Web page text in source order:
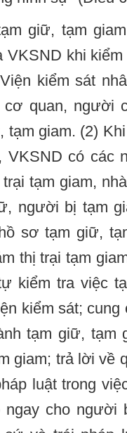
giữ, tạm
VKSND khi
kiểm sát
quan, người
tạm giam. (2)
VKSND có các
tạm giam,
người bị tạm
sơ tạm giữ,
thị trại tạm
kiểm tra việc
kiểm sát;
tạm giữ, tạm
giam; trả lời về
luật trong
ngay cho